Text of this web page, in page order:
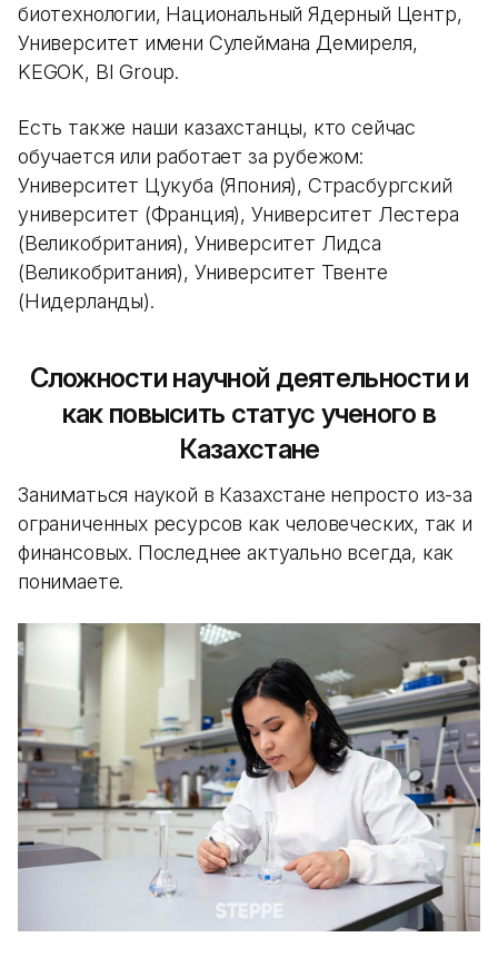
биотехнологии, Национальный Ядерный Центр,
Университет имени Сулеймана Демиреля,
KEGOK, BI Group.
Есть также наши казахстанцы, кто сейчас
обучается или работает за рубежом:
Университет Цукуба (Япония), Страсбургский
университет (Франция), Университет Лестера
(Великобритания), Университет Лидса
(Великобритания), Университет Твенте
(Нидерланды).
Сложности научной деятельности и
как повысить статус ученого в
Казахстане
Заниматься наукой в Казахстане непросто из-за
ограниченных ресурсов как человеческих, так и
финансовых. Последнее актуально всегда, как
понимаете.